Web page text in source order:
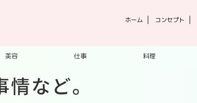
ホーム コンセプト
美容 仕事 料理